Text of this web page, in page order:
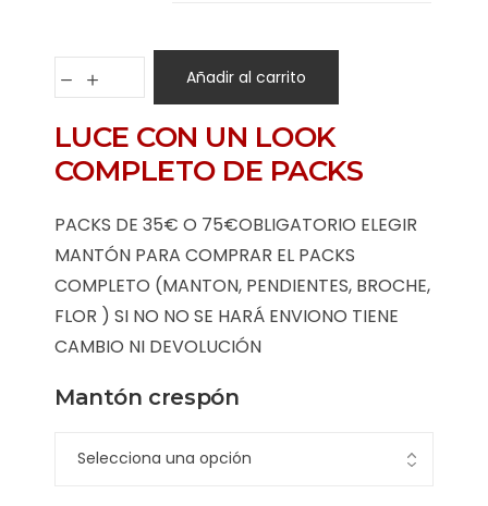
Añadir al carrito
LUCE CON UN LOOK
COMPLETO DE PACKS
PACKS DE 35€ O 75€OBLIGATORIO ELEGIR
MANTÓN PARA COMPRAR EL PACKS
COMPLETO (MANTON, PENDIENTES, BROCHE,
FLOR ) SI NO NO SE HARÁ ENVIONO TIENE
CAMBIO NI DEVOLUCIÓN
Mantón crespón